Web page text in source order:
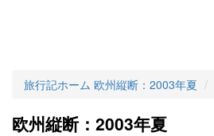
旅行記ホーム 欧州縦断：2003年夏
欧州縦断：2003年夏